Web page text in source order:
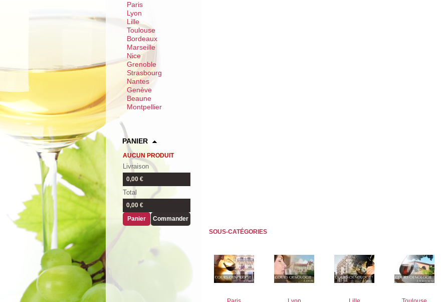
Paris
Lyon
Lille
Toulouse
Bordeaux
Marseille
Nice
Grenoble
Strasbourg
Nantes
Genève
Beaune
Montpellier
PANIER
AUCUN PRODUIT
Livraison
0,00 €
Total
0,00 €
Panier
Commander
SOUS-CATÉGORIES